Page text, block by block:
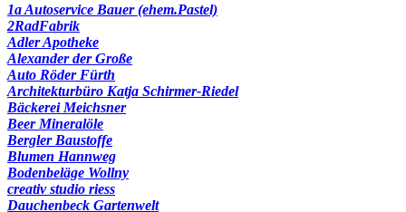
1a Autoservice Bauer (ehem.Pastel)
2RadFabrik
Adler Apotheke
Alexander der Große
Auto Röder Fürth
Architekturbüro Katja Schirmer-Riedel
Bäckerei Meichsner
Beer Mineralöle
Bergler Baustoffe
Blumen Hannweg
Bodenbeläge Wollny
creativ studio riess
Dauchenbeck Gartenwelt